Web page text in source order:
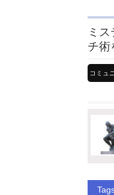
ミ
チ術
コミュ